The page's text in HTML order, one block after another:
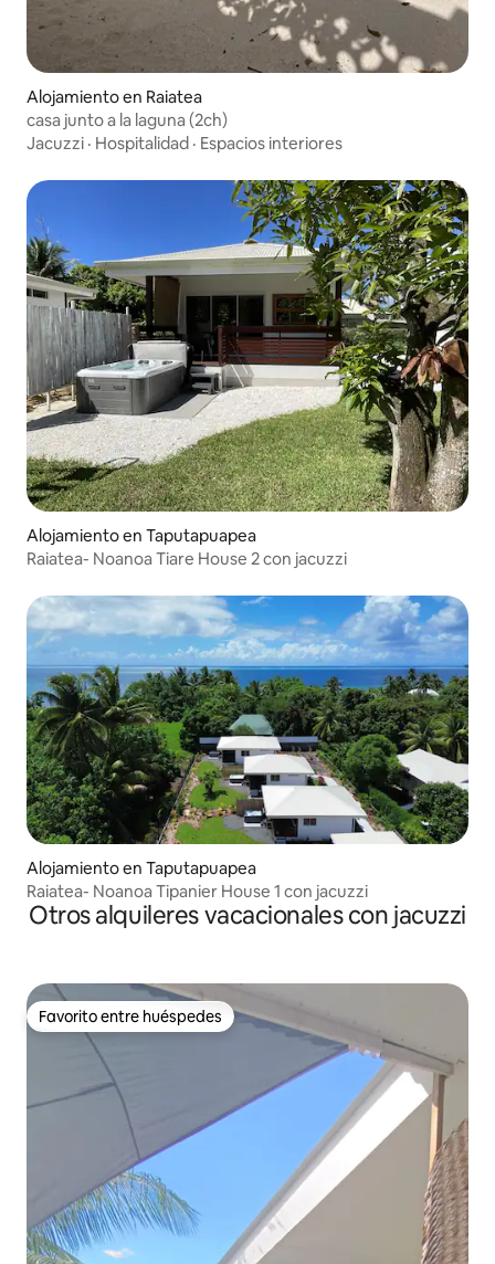
Alojamiento en Raiatea
casa junto a la laguna (2ch)
Jacuzzi · Hospitalidad · Espacios interiores
Alojamiento en Taputapuapea
Raiatea- Noanoa Tiare House 2 con jacuzzi
Alojamiento en Taputapuapea
Raiatea- Noanoa Tipanier House 1 con jacuzzi
Otros alquileres vacacionales con jacuzzi
Favorito entre huéspedes
Favorito entre huéspedes